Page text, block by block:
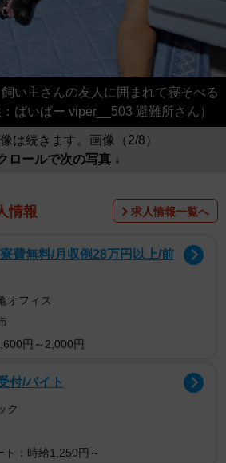
い主さんの友人に囲まれて寝そべる
ばいぱー viper__503 避難所さん）
は続きます。画像（2/8）
ロールで次の写真 ↓
情報 求人情報一覧へ
費無料/月収例28万円以上/前
オフィス
円～2,000円
付/バイト
ク
ト：時給1,250円～